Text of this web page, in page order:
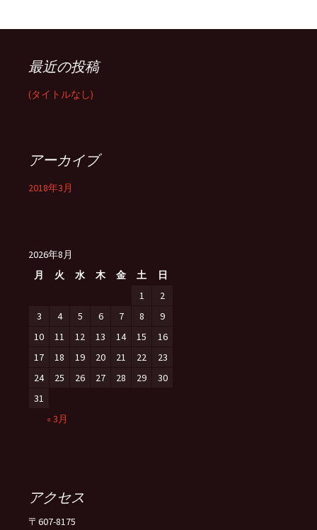
最近の投稿
(タイトルなし)
アーカイブ
2018年3月
2026年8月
月
火 水 木 金 土
日
1
2
3
4 5 6 7 8
9
10
11 12 13 14 15
16
17
18 19 20 21 22
23
24
25 26 27 28 29
30
31
« 3月
アクセス
〒607-8175